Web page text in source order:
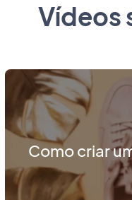
Vídeos
Como criar